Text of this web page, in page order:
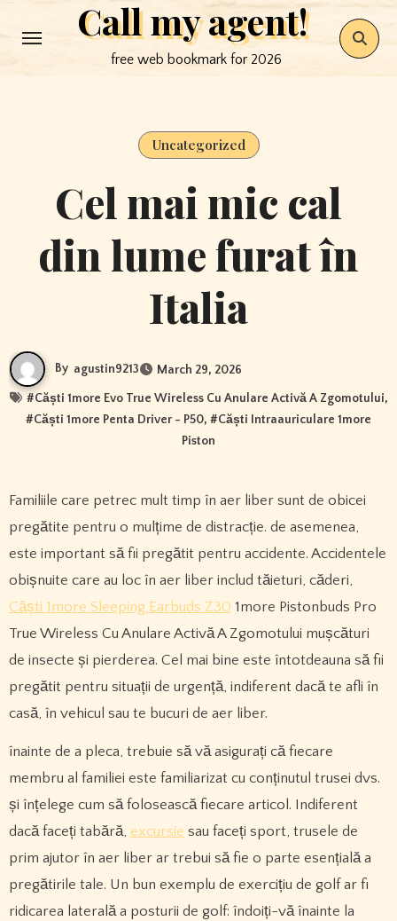
to
Call my agent!
free web bookmark for 2026
Uncategorized
Cel mai mic cal
din lume furat în
Italia
By agustin9213 March 29, 2026
#Căști 1more Evo True Wireless Cu Anulare Activă A Zgomotului,
#Căști 1more Penta Driver - P50, #Căști Intraauriculare 1more
Piston
Familiile care petrec mult timp în aer liber sunt de obicei
pregătite pentru o mulțime de distracție. de asemenea,
este important să fii pregătit pentru accidente. Accidentele
obișnuite care au loc în aer liber includ tăieturi, căderi,
Căști 1more Sleeping Earbuds Z30 1more Pistonbuds Pro
True Wireless Cu Anulare Activă A Zgomotului mușcături
de insecte și pierderea. Cel mai bine este întotdeauna să fii
pregătit pentru situații de urgență, indiferent dacă te afli în
casă, în vehicul sau te bucuri de aer liber.
înainte de a pleca, trebuie să vă asigurați că fiecare
membru al familiei este familiarizat cu conținutul trusei dvs.
și înțelege cum să folosească fiecare articol. Indiferent
dacă faceți tabără, excursie sau faceți sport, trusele de
prim ajutor în aer liber ar trebui să fie o parte esențială a
pregătirile tale. Un bun exemplu de exercițiu de golf ar fi
ridicarea laterală a posturii de golf: îndoiți-vă înainte la